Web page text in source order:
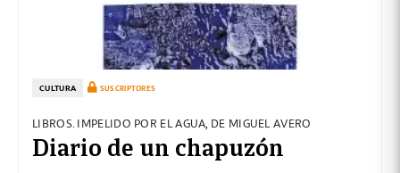
CULTURA SUSCRIPTORES
LIBROS. IMPELIDO POR EL AGUA, DE MIGUEL AVERO
Diario de un chapuzón